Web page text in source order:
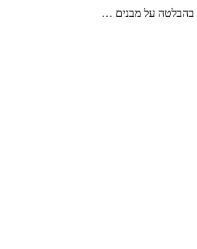
בהבלטה על מבנים …